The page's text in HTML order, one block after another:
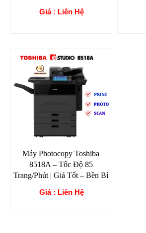
Giá : Liên Hệ
Máy Photocopy Toshiba
8518A – Tốc Độ 85
Trang/Phút | Giá Tốt – Bền Bỉ
Giá : Liên Hệ